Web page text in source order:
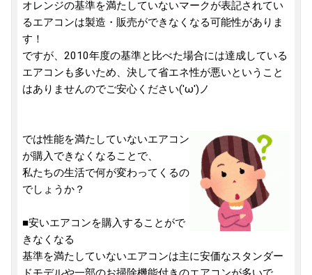
オレンジの基準を満たしていないマークが表記されてい
るエアコンは製造・販売ができなくなる可能性がありま
す！
ですが、2010年度の基準と比べた場合には達成している
エアコンも多いため、決して省エネ性が悪いということ
はありませんのでご安心ください('ω')ノ
では性能を満たしていないエアコン
が購入できなくなることで、
私たちの生活で何が変わってくるの
でしょうか？
■安いエアコンを購入することがで
きなくなる
基準を満たしていないエアコンは主に安価なスタンダー